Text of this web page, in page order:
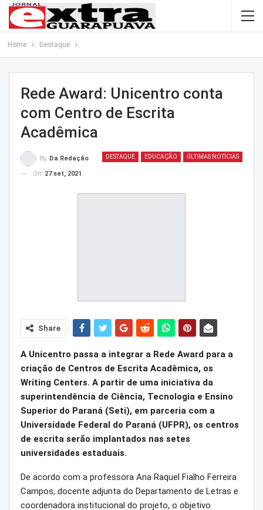
Home Destaque
Rede Award: Unicentro conta
com Centro de Escrita
Acadêmica
DESTAQUE EDUCAÇÃO ÚLTIMAS NOTÍCIAS
By Da Redação
On 27 set, 2021
Share
A Unicentro passa a integrar a Rede Award para a
criação de Centros de Escrita Acadêmica, os
Writing Centers. A partir de uma iniciativa da
superintendência de Ciência, Tecnologia e Ensino
Superior do Paraná (Seti), em parceria com a
Universidade Federal do Paraná (UFPR), os centros
de escrita serão implantados nas setes
universidades estaduais.
De acordo com a professora Ana Raquel Fialho Ferreira
Campos, docente adjunta do Departamento de Letras e
coordenadora institucional do projeto, o objetivo